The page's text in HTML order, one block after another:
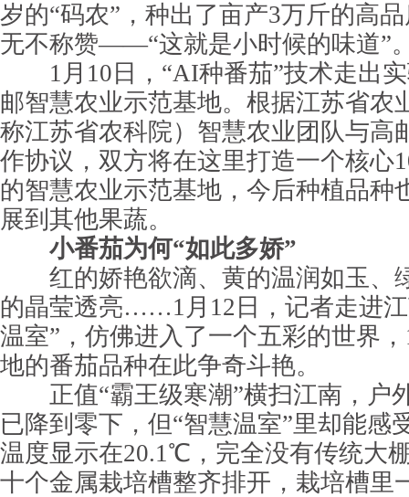
岁的“码农”，种出了亩产3万斤的高
无不称赞——“这就是小时候的味道”
1月10日，“AI种番茄”技术走出实
邮智慧农业示范基地。根据江苏省农
称江苏省农科院）智慧农业团队与高
作协议，双方将在这里打造一个核心
的智慧农业示范基地，今后种植品种
展到其他果蔬。
小番茄为何“如此多娇”
红的娇艳欲滴、黄的温润如玉、
的晶莹透亮……1月12日，记者走进
温室”，仿佛进入了一个五彩的世界
地的番茄品种在此争奇斗艳。
正值“霸王级寒潮”横扫江南，户
已降到零下，但“智慧温室”里却能感
温度显示在20.1℃，完全没有传统大
十个金属栽培槽整齐排开，栽培槽里